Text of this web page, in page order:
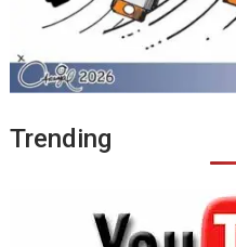
Trending